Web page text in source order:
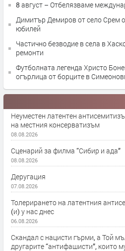
8 август – Отбелязваме
Димитър Демиров от село Срем
юбилей
Частично безводие в села в
ремонти
Футболната легенда Христо
огърлица от борците в
Неуместен латентен
на местния консерватизъм
08.08.2026
Сценарий за филма “Сибир и ада”
08.08.2026
Деругация
07.08.2026
Толерирането на латентния
(и) у нас днес
06.08.2026
Скандал с нацисти гърми, а Той
другарите “антифашисти”, които